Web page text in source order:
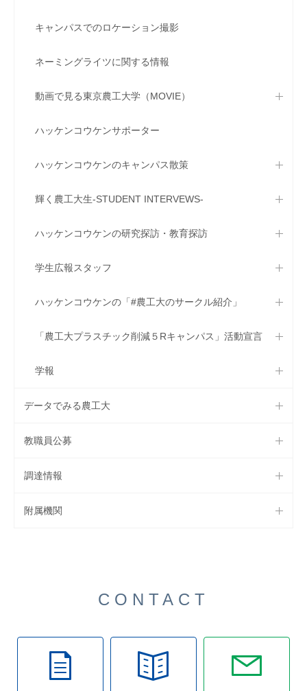
キャンパスでのロケーション撮影
ネーミングライツに関する情報
動画で見る東京農工大学（MOVIE）
ハッケンコウケンサポーター
ハッケンコウケンのキャンパス散策
輝く農工大生-STUDENT INTERVEWS-
ハッケンコウケンの研究探訪・教育探訪
学生広報スタッフ
ハッケンコウケンの「#農工大のサークル紹介」
「農工大プラスチック削減５Rキャンパス」活動宣言
学報
データでみる農工大
教職員公募
調達情報
附属機関
CONTACT